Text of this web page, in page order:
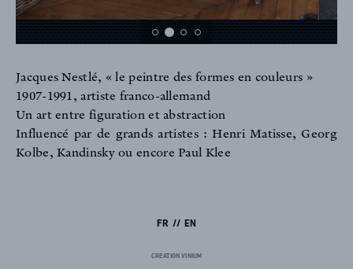
Jacques Nestlé, « le peintre des formes en couleurs »
1907-1991, artiste franco-allemand
Un art entre figuration et abstraction
Influencé par de grands artistes : Henri Matisse, Georg
Kolbe, Kandinsky ou encore Paul Klee
FR EN
CREATION VINIUM